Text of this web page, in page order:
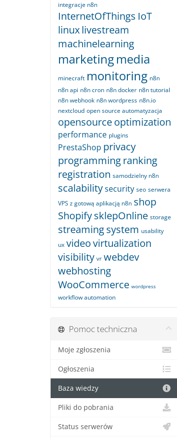
integracje n8n
InternetOfThings IoT
linuxlivestream
machinelearning
marketingmedia
minecraft monitoring n8n
n8n api n8n cron n8n docker n8n tutorial
n8n webhook n8n wordpress n8n.io
nextcloud open source automatyzacja
opensourceoptimization
performance plugins
PrestaShop privacy
programmingranking
registration samodzielny n8n
scalabilitysecurity seo serwera
VPS z gotową aplikacją n8n shop
ShopifysklepOnline storage
streamingsystem usability
ux videovirtualization
visibility vr webdev
webhosting
WooCommerce wordpress
workflow automation
Pomoc techniczna
Moje zgłoszenia
Ogłoszenia
Baza wiedzy
Pliki do pobrania
Status serwerów